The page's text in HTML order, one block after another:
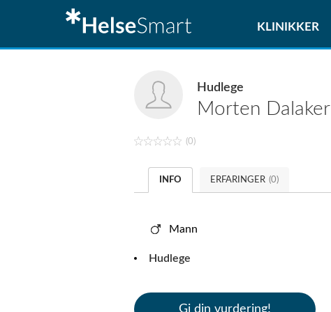
KLINIKKER
Hudlege
Morten Dalaker
(0)
INFO ERFARINGER (0)
Mann
Hudlege
Gi din vurdering!